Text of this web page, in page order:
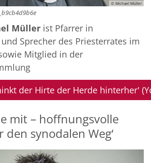
© Michael Müller
Müller ist Pfarrer in
Sprecher des Priesterrates im
Mitglied in der
der Hirte der Herde hinterher'
mit – hoffnungsvolle
synodalen Weg‘